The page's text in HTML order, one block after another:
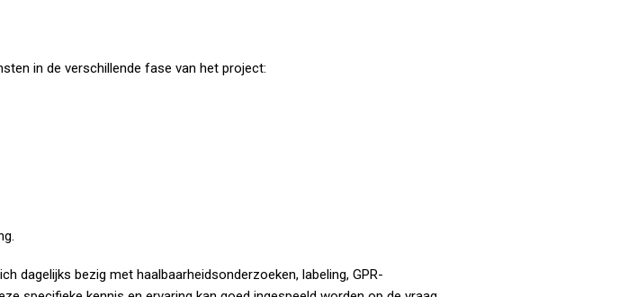
in de verschillende fase van het project:
dagelijks bezig met haalbaarheidsonderzoeken, labeling, GPR-